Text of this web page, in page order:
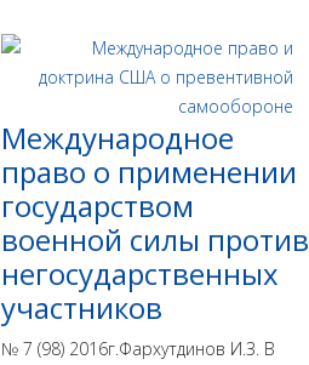
Международное
право о применении
государством
военной силы против
негосударственных
участников
№ 7 (98) 2016г.Фархутдинов И.З. В